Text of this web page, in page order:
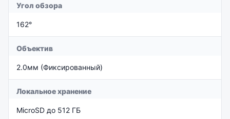
Угол обзора
162°
Объектив
2.0мм (Фиксированный)
Локальное хранение
MicroSD до 512 ГБ